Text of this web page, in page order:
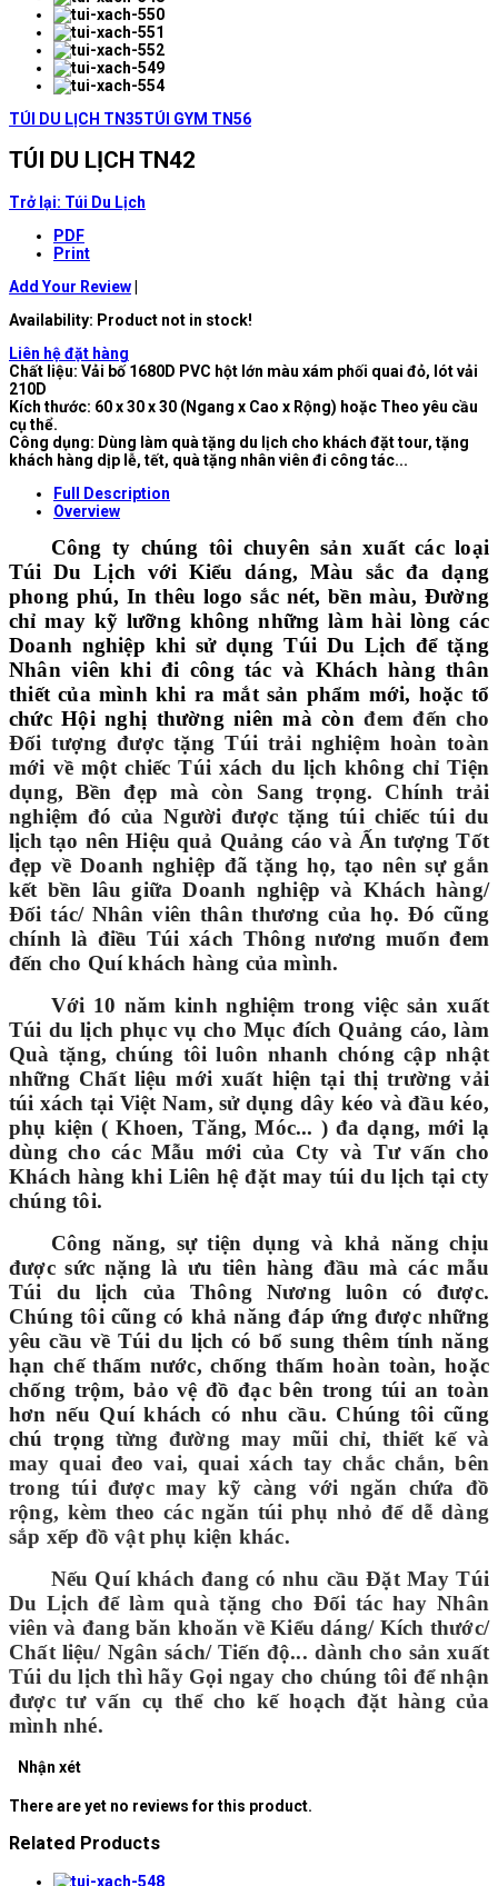
TÚI DU LỊCH TN35TÚI GYM TN56
TÚI DU LỊCH TN42
Trở lại: Túi Du Lịch
PDF
Print
Add Your Review
Availability: Product not in stock!
Liên hệ đặt hàng
Chất liệu: Vải bố 1680D PVC hột lớn màu xám phối quai đỏ, lót vải
210D
Kích thước: 60 x 30 x 30 (Ngang x Cao x Rộng) hoặc Theo yêu cầu
cụ thể.
Công dụng: Dùng làm quà tặng du lịch cho khách đặt tour, tặng
khách hàng dịp lễ, tết, quà tặng nhân viên đi công tác...
Full Description
Overview
Công ty chúng tôi chuyên sản xuất các loại
Túi Du Lịch với Kiểu dáng, Màu sắc đa dạng
phong phú, In thêu logo sắc nét, bền màu, Đường
chỉ may kỹ lưỡng không những làm hài lòng các
Doanh nghiệp khi sử dụng Túi Du Lịch để tặng
Nhân viên khi đi công tác và Khách hàng thân
thiết của mình khi ra mắt sản phẩm mới, hoặc tổ
chức Hội nghị thường niên mà cònđem đến cho
Đối tượng được tặng Túi trải nghiệm hoàn toàn
mới về một chiếc Túi xách du lịch không chỉ Tiện
dụng, Bền đẹp mà còn Sang trọng. Chính trải
nghiệm đó của Người được tặng túi chiếc túi du
lịch tạo nên Hiệu quả Quảng cáo và Ấn tượng Tốt
đẹp về Doanh nghiệp đã tặng họ, tạo nên sự gắn
kết bền lâu giữa Doanh nghiệp và Khách hàng/
Đối tác/ Nhân viên thân thương của họ. Đó cũng
chính là điều Túi xách Thông nương muốn đem
đến cho Quí khách hàng của mình.
Với 10 năm kinh nghiệm trong việc sản xuất
Túi du lịch phục vụ cho Mục đích Quảng cáo, làm
Quà tặng, chúng tôi luôn nhanh chóng cập nhật
những Chất liệu mới xuất hiện tại thị trường vải
túi xách tại Việt Nam, sử dụng dây kéo và đầu kéo,
phụ kiện ( Khoen, Tăng, Móc... ) đa dạng, mới lạ
dùng cho các Mẫu mới của Cty và Tư vấn cho
Khách hàng khi Liên hệ đặt may túi du lịch tại cty
chúng tôi.
Công năng, sự tiện dụng và khả năng chịu
được sức nặng là ưu tiên hàng đầu mà các mẫu
Túi du lịch của Thông Nương luôn có được.
Chúng tôi cũng có khả năng đáp ứng được những
yêu cầu về Túi du lịch có bổ sung thêm tính năng
hạn chế thấm nước, chống thấm hoàn toàn, hoặc
chống trộm, bảo vệ đồ đạc bên trong túi an toàn
hơn nếu Quí khách có nhu cầu. Chúng tôi cũng
chú trọng từng đường may mũi chỉ, thiết kế và
may quai đeo vai, quai xách tay chắc chắn, bên
trong túi được may kỹ càng với ngăn chứa đồ
rộng, kèm theo các ngăn túi phụ nhỏ để dễ dàng
sắp xếp đồ vật phụ kiện khác.
Nếu Quí khách đang có nhu cầu Đặt May Túi
Du Lịch để làm quà tặng cho Đối tác hay Nhân
viên và đang băn khoăn về Kiểu dáng/ Kích thước/
Chất liệu/ Ngân sách/ Tiến độ... dành cho sản xuất
Túi du lịch thì hãy Gọi ngay cho chúng tôi để nhận
được tư vấn cụ thể cho kế hoạch đặt hàng của
mình nhé.
Nhận xét
There are yet no reviews for this product.
Related Products